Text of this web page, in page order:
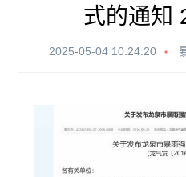
式的通知
2025-05-04 10:24:20